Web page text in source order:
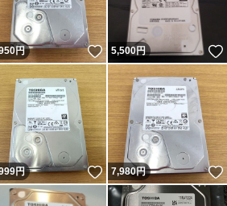
ね！
円 いいね！
5,500円
ね！
円 いいね！
7,980円